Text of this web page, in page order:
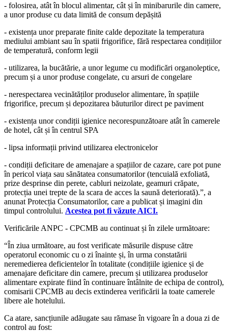
- folosirea, atât în blocul alimentar, cât și în minibarurile din camere,
a unor produse cu data limită de consum depășită
- existența unor preparate finite calde depozitate la temperatura
mediului ambiant sau în spatii frigorifice, fără respectarea condițiilor
de temperatură, conform legii
- utilizarea, la bucătărie, a unor legume cu modificări organoleptice,
precum și a unor produse congelate, cu arsuri de congelare
- nerespectarea vecinătăților produselor alimentare, în spațiile
frigorifice, precum și depozitarea băuturilor direct pe paviment
- existența unor condiții igienice necorespunzătoare atât în camerele
de hotel, cât și în centrul SPA
- lipsa informații privind utilizarea electronicelor
- condiții deficitare de amenajare a spațiilor de cazare, care pot pune
în pericol viața sau sănătatea consumatorilor (tencuială exfoliată,
prize desprinse din perete, cabluri neizolate, geamuri crăpate,
protecția unei trepte de la scara de acces la saună deteriorată).”, a
anunat Protecția Consumatorilor, care a publicat și imagini din
timpul controlului. Acestea pot fi văzute AICI.
Verificările ANPC - CPCMB au continuat și în zilele următoare:
“În ziua următoare, au fost verificate măsurile dispuse către
operatorul economic cu o zi înainte și, în urma constatării
neremedierea deficientelor în totalitate (condițiile igienice și de
amenajare deficitare din camere, precum și utilizarea produselor
alimentare expirate fiind în continuare întâlnite de echipa de control),
comisarii CPCMB au decis extinderea verificării la toate camerele
libere ale hotelului.
Ca atare, sancțiunile adăugate sau rămase în vigoare în a doua zi de
control au fost: